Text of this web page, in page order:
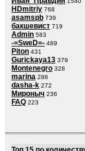
HDmitriy 768
asamspb 739
бакшевист 719
Admin 583
-=SweD=- 489
Piton 431
Gurickaya13 379
Montenegro 328
marina 286
dasha-k 272
Мироныч 236
FAQ 223